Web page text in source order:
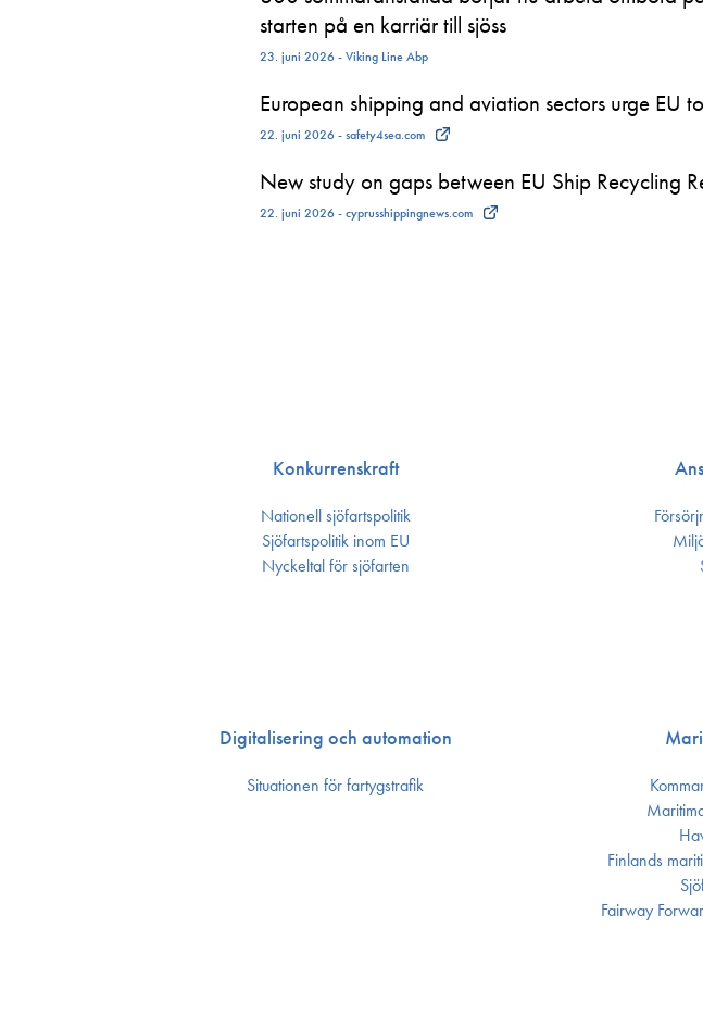
starten på en karriär till sjöss
23. juni 2026 - Viking Line Abp
European shipping and aviation sectors urge EU
22. juni 2026 - safety4sea.com
New study on gaps between EU Ship Recycling
22. juni 2026 - cyprusshippingnews.com
Konkurrenskraft
Nationell sjöfartspolitik
Sjöfarts­politik inom EU
Nyckeltal för sjöfarten
Digitalisering och automation
Situationen för fartygstrafik
Finlands
Fairway